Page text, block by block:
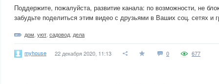
Поддержите, пожалуйста, развитие канала: по возможности, не
забудьте поделиться этим видео с друзьями в Ваших соц. сетях и
дом уют садовод дела
myhouse 22 декабря 2020, 11:13 0 677